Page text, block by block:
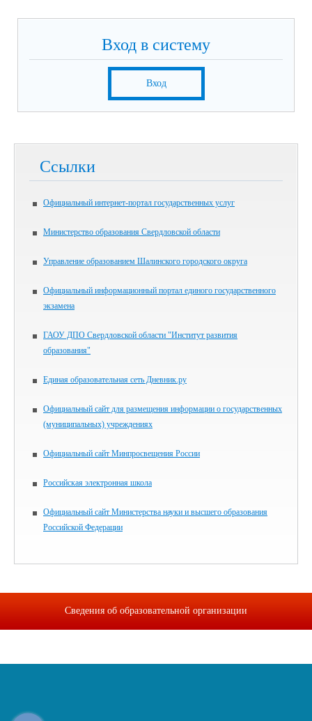
Вход в систему
Вход
Ссылки
Официальный интернет-портал государственных услуг
Министерство образования Свердловской области
Управление образованием Шалинского городского округа
Официальный информационный портал единого государственного
экзамена
ГАОУ ДПО Свердловской области "Институт развития
образования"
Единая образовательная сеть Дневник.ру
Официальный сайт для размещения информации о государственных
(муниципальных) учреждениях
Официальный сайт Минпросвещения России
Российская электронная школа
Официальный сайт Министерства науки и высшего образования
Российской Федерации
Сведения об образовательной организации